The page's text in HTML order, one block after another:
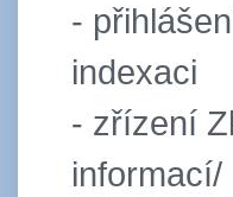
-
indexaci
- zřízení
informací/